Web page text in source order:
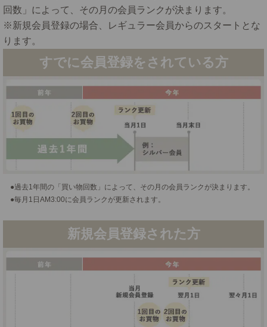
回数」によって、その月の会員ランクが決まります。
※新規会員登録の場合、レギュラー会員からのスタートとな
ります。
すでに会員登録をされている方
過去1年間の「買い物回数」によって、その月の会員ランクが決まります。
毎月1日AM3:00に会員ランクが更新されます。
新規会員登録された方